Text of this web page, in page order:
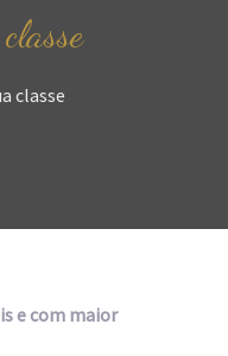
classe
e com maior